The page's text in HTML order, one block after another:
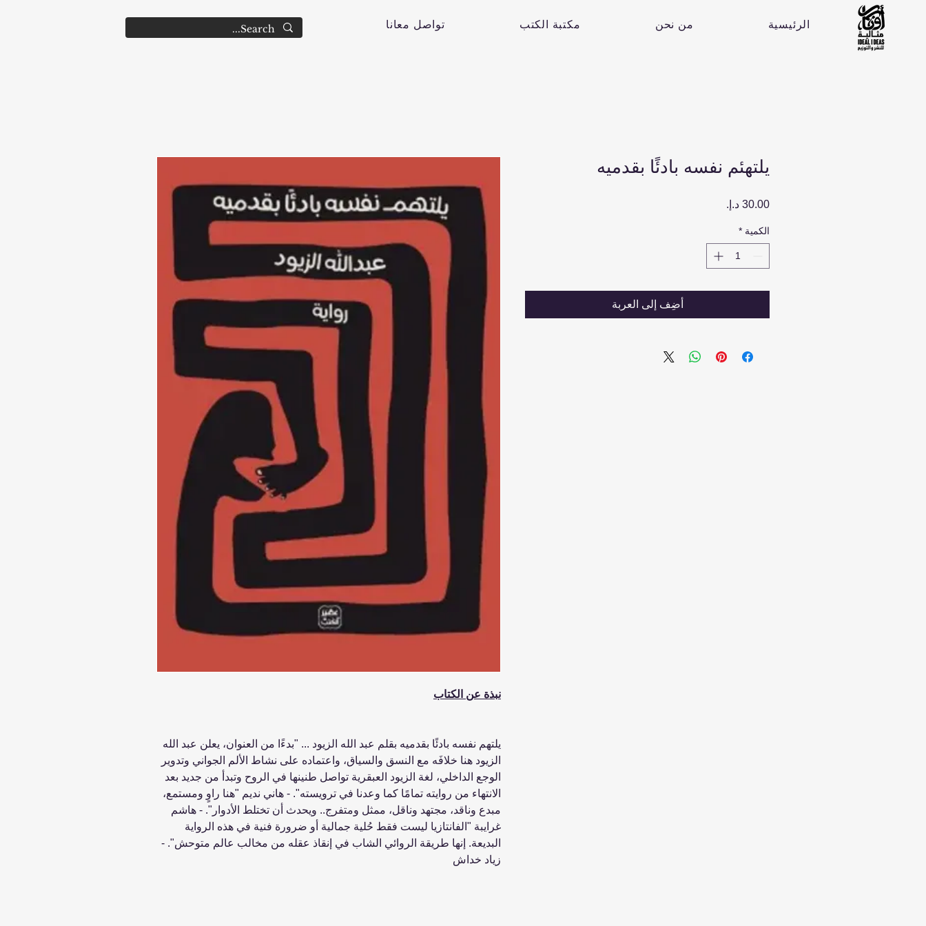
تواصل معانا مكتبة الكتب من نحن الرئيسية
نبذة عن الكتاب
يلتهم نفسه بادئًا بقدميه بقلم عبد الله الزيود ... "بدءًا من العنوان، يعلن عبد الله
الزيود هنا خلافَه مع النسق والسياق، واعتماده على نشاط الألم الجواني وتدوير
الوجع الداخلي، لغة الزيود العبقرية تواصل طنينها في الروح وتبدأ من جديد بعد
الانتهاء من روايته تمامًا كما وعدنا في ترويسته". - هاني نديم "هنا راوٍ ومستمع،
مبدع وناقد، مجتهد وناقل، ممثل ومتفرج.. ويحدث أن تختلط الأدوار". - هاشم
غرايبة "الفانتازيا ليست فقط حُلية جمالية أو ضرورة فنية في هذه الرواية
البديعة. إنها طريقة الروائي الشاب في إنقاذ عقله من مخالب عالم متوحش". -
زياد خداش
يلتهئم نفسه بادئًا بقدميه
الكمية *
أضِف إلى العربة